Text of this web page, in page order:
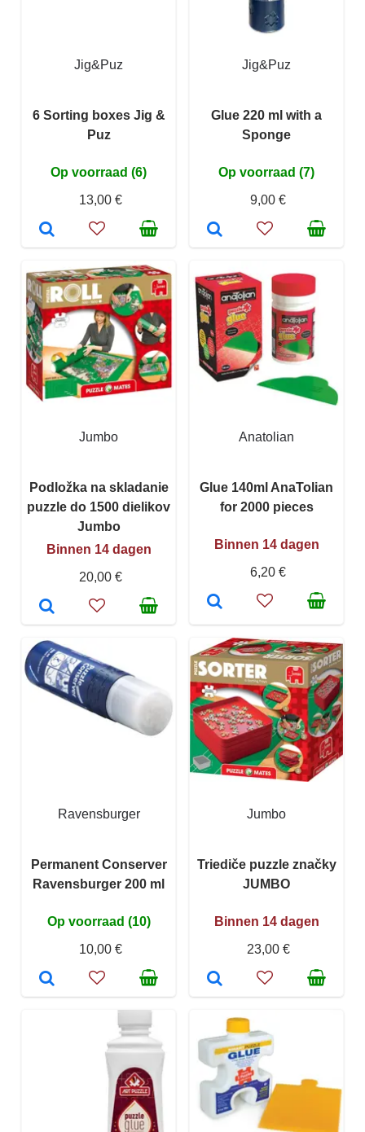
Jig&Puz
6 Sorting boxes Jig &
Puz
Op voorraad (6)
13,00 €
Jig&Puz
Glue 220 ml with a
Sponge
Op voorraad (7)
9,00 €
Jumbo
Podložka na skladanie
puzzle do 1500 dielikov
Jumbo
Binnen 14 dagen
20,00 €
Anatolian
Glue 140ml AnaTolian
for 2000 pieces
Binnen 14 dagen
6,20 €
Ravensburger
Permanent Conserver
Ravensburger 200 ml
Op voorraad (10)
10,00 €
Jumbo
Triediče puzzle značky
JUMBO
Binnen 14 dagen
23,00 €